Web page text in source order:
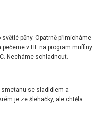
pěny. Opatrně přimícháme
v HF na program muffiny.
Necháme schladnout.
se sladidlem a
je ze šlehačky, ale chtěla